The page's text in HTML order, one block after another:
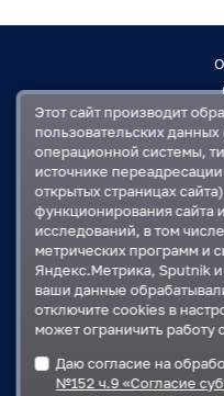
Администрация
Этот сайт производит
пользовательских
операционной системы,
источнике
открытых страницах
функционирования сайта
исследований, в том
метрических программ и
Яндекс.Метрика, Sputnik
ваши данные
отключите cookies в
может ограничить работу
Даю согласие на
№152 ч.9 «Согласие